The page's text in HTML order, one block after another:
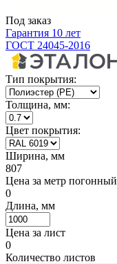
Под заказ
Гарантия 10 лет
ГОСТ 24045-2016
Тип покрытия:
Толщина, мм:
Цвет покрытия:
Ширина, мм
807
Цена за метр погонный
0
Длина, мм
Цена за лист
0
Количество листов